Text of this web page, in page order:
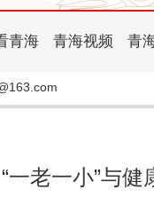
青海 青海视频 青
老一小”与健